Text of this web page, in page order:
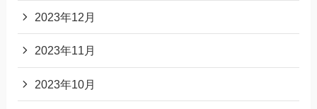
2023年12月
2023年11月
2023年10月